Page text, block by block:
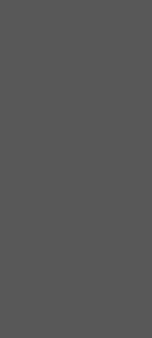
de bens móveis e
do IBS e da CBS
se fora
e do ISS, não
fiscais.
chegada da
tais atividades
tributos,
dos contribuintes
de documentos
se com essa